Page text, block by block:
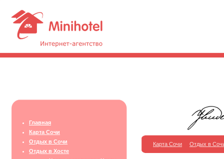
Главная
Карта Сочи
Отдых в Сочи
Отдых в Хосте
Карта Сочи Отдых в